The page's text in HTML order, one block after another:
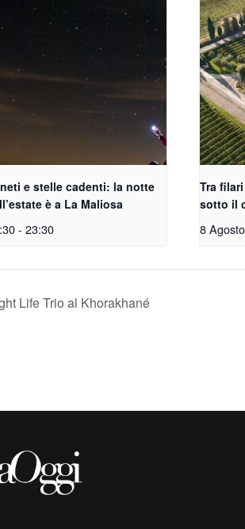
e stelle cadenti: la notte
è a La Maliosa
- 23:30
Tra
sotto il
8
Life Trio al Khorakhané